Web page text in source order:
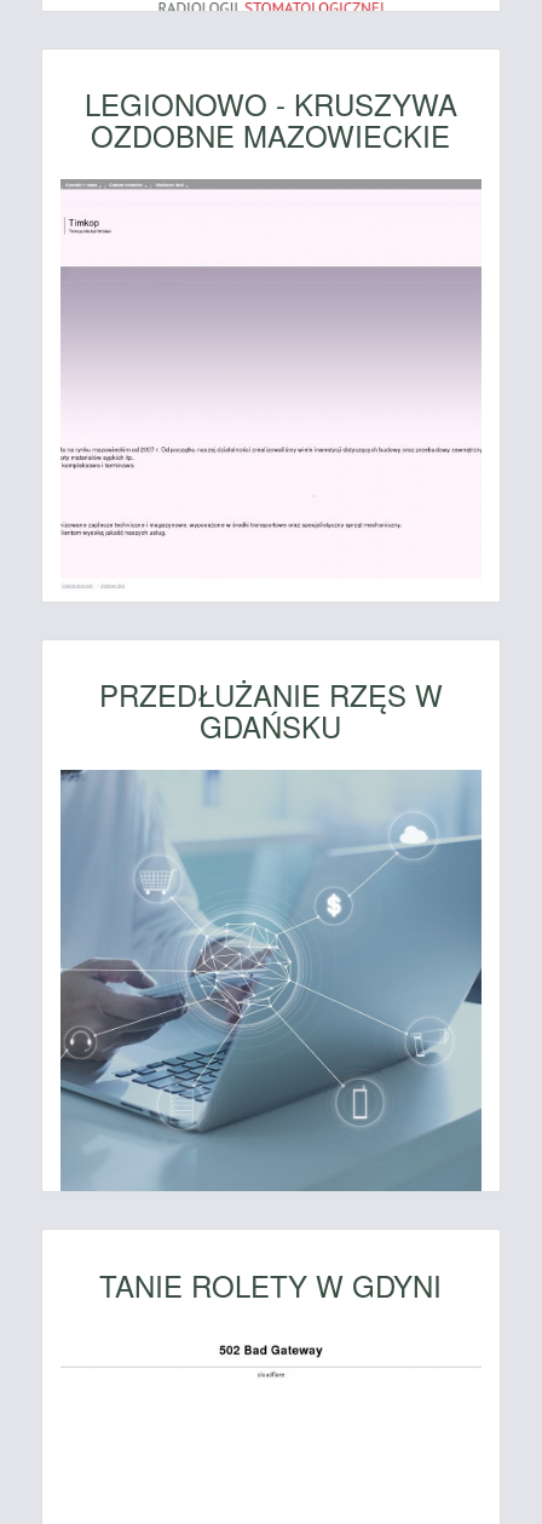
LEGIONOWO - KRUSZYWA
OZDOBNE MAZOWIECKIE
PRZEDŁUŻANIE RZĘS W
GDAŃSKU
TANIE ROLETY W GDYNI